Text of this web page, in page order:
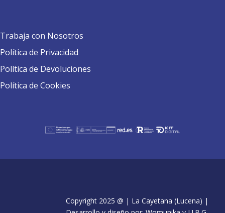
Trabaja con Nosotros
Política de Privacidad
Política de Devoluciones
Política de Cookies
Copyright 2025 @ | La Cayetana (Lucena) |